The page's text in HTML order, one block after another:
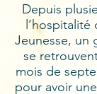
Depuis
Jeunesse, un
se
mois de
pour avoir